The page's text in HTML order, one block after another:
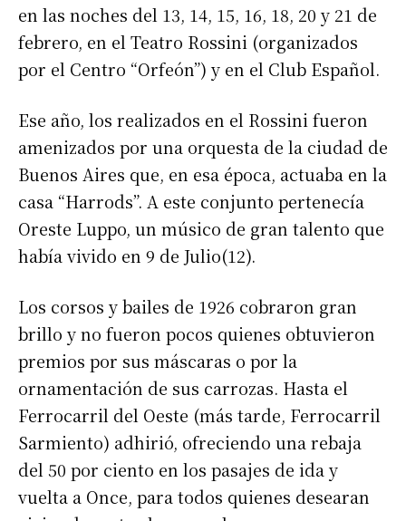
en las noches del 13, 14, 15, 16, 18, 20 y 21 de
febrero, en el Teatro Rossini (organizados
por el Centro “Orfeón”) y en el Club Español.
Ese año, los realizados en el Rossini fueron
amenizados por una orquesta de la ciudad de
Buenos Aires que, en esa época, actuaba en la
casa “Harrods”. A este conjunto pertenecía
Oreste Luppo, un músico de gran talento que
había vivido en 9 de Julio(12).
Los corsos y bailes de 1926 cobraron gran
brillo y no fueron pocos quienes obtuvieron
premios por sus máscaras o por la
ornamentación de sus carrozas. Hasta el
Ferrocarril del Oeste (más tarde, Ferrocarril
Sarmiento) adhirió, ofreciendo una rebaja
del 50 por ciento en los pasajes de ida y
vuelta a Once, para todos quienes desearan